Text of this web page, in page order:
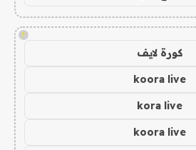
!
كورة لايف
koora live
kora live
koora live